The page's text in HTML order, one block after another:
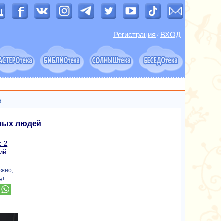
Регистрация / ВХОД
людей
2